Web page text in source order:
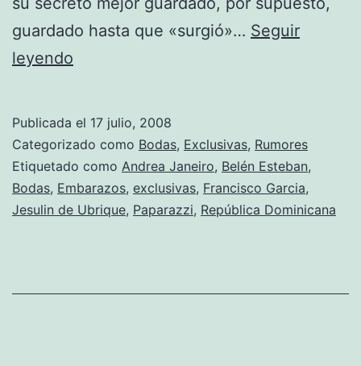
guardado hasta que «surgió»… Seguir
leyendo
Publicada el 17 julio, 2008
Categorizado como Bodas, Exclusivas, Rumores
Etiquetado como Andrea Janeiro, Belén Esteban,
Bodas, Embarazos, exclusivas, Francisco Garcia,
Jesulin de Ubrique, Paparazzi, República Dominicana